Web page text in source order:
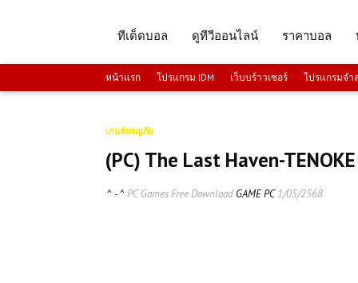
ทีเด็ดบอล ดูทีวีออนไลน์ ราคาบอล
หน้าแรก โปรแกรม IDM เว็บบร์าวเซอร์ โปรแกรมจำ
เกมส์ผจญภัย
(PC) The Last Haven-
^ - ^ PC Games Free Download GAME PC1/05/2568